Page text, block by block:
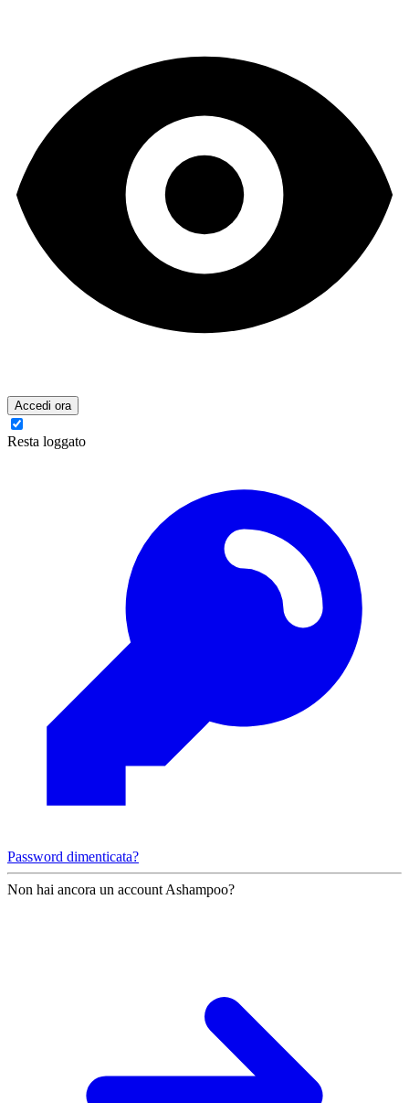
Accedi ora
Resta loggato
Password dimenticata?
Non hai ancora un account Ashampoo?